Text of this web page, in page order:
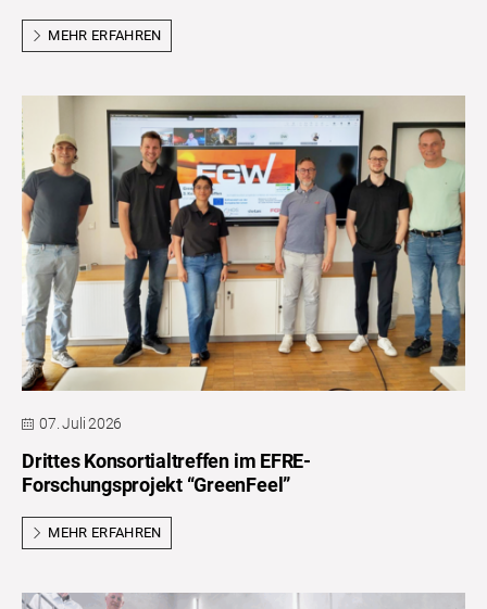
MEHR ERFAHREN
07. Juli 2026
Drittes Konsortialtreffen im EFRE-
Forschungsprojekt “GreenFeel”
MEHR ERFAHREN